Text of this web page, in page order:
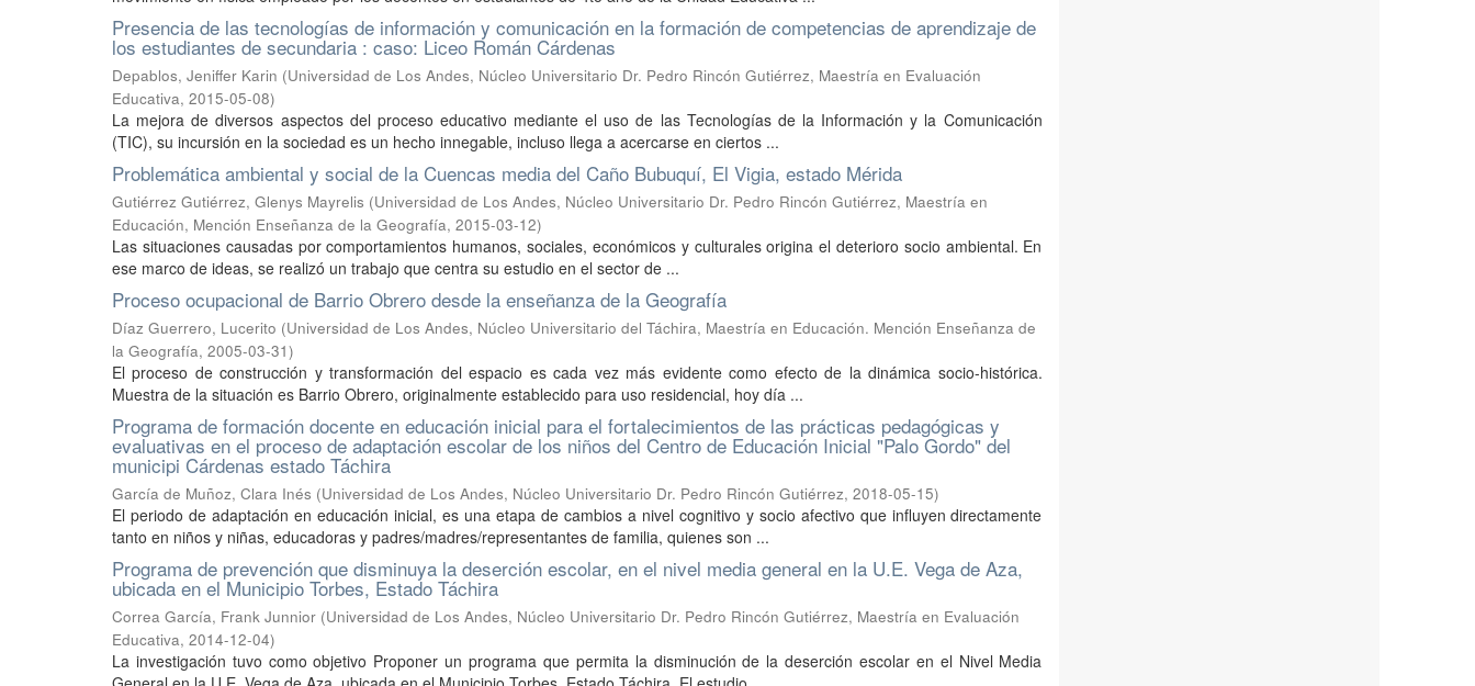
Presencia de las tecnologías de información y comunicación en la formación de competencias de aprendizaje de
los estudiantes de secundaria : caso: Liceo Román Cárdenas
Depablos, Jeniffer Karin (Universidad de Los Andes, Núcleo Universitario Dr. Pedro Rincón Gutiérrez, Maestría en Evaluación
Educativa, 2015-05-08)
La mejora de diversos aspectos del proceso educativo mediante el uso de las Tecnologías de la Información y la Comunicación
(TIC), su incursión en la sociedad es un hecho innegable, incluso llega a acercarse en ciertos ...
Problemática ambiental y social de la Cuencas media del Caño Bubuquí, El Vigia, estado Mérida
Gutiérrez Gutiérrez, Glenys Mayrelis (Universidad de Los Andes, Núcleo Universitario Dr. Pedro Rincón Gutiérrez, Maestría en
Educación, Mención Enseñanza de la Geografía, 2015-03-12)
Las situaciones causadas por comportamientos humanos, sociales, económicos y culturales origina el deterioro socio ambiental. En
ese marco de ideas, se realizó un trabajo que centra su estudio en el sector de ...
Proceso ocupacional de Barrio Obrero desde la enseñanza de la Geografía
Díaz Guerrero, Lucerito (Universidad de Los Andes, Núcleo Universitario del Táchira, Maestría en Educación. Mención Enseñanza de
la Geografía, 2005-03-31)
El proceso de construcción y transformación del espacio es cada vez más evidente como efecto de la dinámica socio-histórica.
Muestra de la situación es Barrio Obrero, originalmente establecido para uso residencial, hoy día ...
Programa de formación docente en educación inicial para el fortalecimientos de las prácticas pedagógicas y
evaluativas en el proceso de adaptación escolar de los niños del Centro de Educación Inicial "Palo Gordo" del
municipi Cárdenas estado Táchira
García de Muñoz, Clara Inés (Universidad de Los Andes, Núcleo Universitario Dr. Pedro Rincón Gutiérrez, 2018-05-15)
El periodo de adaptación en educación inicial, es una etapa de cambios a nivel cognitivo y socio afectivo que influyen directamente
tanto en niños y niñas, educadoras y padres/madres/representantes de familia, quienes son ...
Programa de prevención que disminuya la deserción escolar, en el nivel media general en la U.E. Vega de Aza,
ubicada en el Municipio Torbes, Estado Táchira
Correa García, Frank Junnior (Universidad de Los Andes, Núcleo Universitario Dr. Pedro Rincón Gutiérrez, Maestría en Evaluación
Educativa, 2014-12-04)
La investigación tuvo como objetivo Proponer un programa que permita la disminución de la deserción escolar en el Nivel Media